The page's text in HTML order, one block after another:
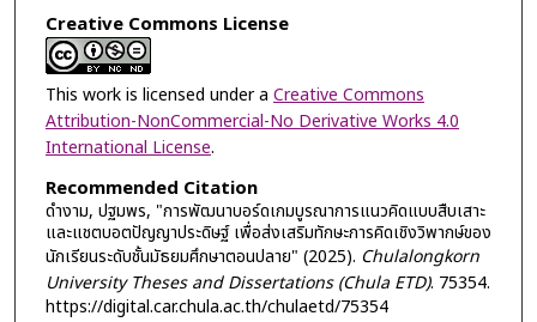
Creative Commons License
This work is licensed under a Creative Commons
Attribution-NonCommercial-No Derivative Works 4.0
International License.
Recommended Citation
ดำงาม, ปฐมพร, "การพัฒนาบอร์ดเกมบูรณาการแนวคิดแบบสืบเสาะ
และแชตบอตปัญญาประดิษฐ์ เพื่อส่งเสริมทักษะการคิดเชิงวิพากษ์ของ
นักเรียนระดับชั้นมัธยมศึกษาตอนปลาย" (2025). Chulalongkorn
University Theses and Dissertations (Chula ETD). 75354.
https://digital.car.chula.ac.th/chulaetd/75354